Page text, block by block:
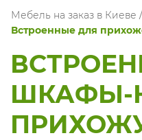
Мебель на заказ в Киеве /
Встроенные для
ШКАФЫ-